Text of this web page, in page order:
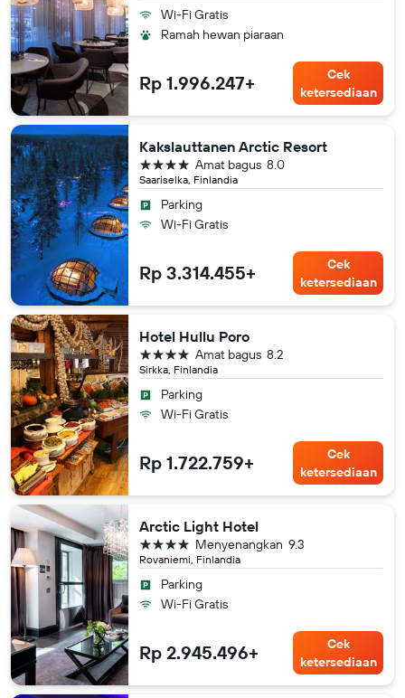
Wi-Fi Gratis
Ramah hewan piaraan
Rp 1.996.247+
Cek
ketersediaan
Kakslauttanen Arctic Resort
Saariselka, Finlandia
8.0
Amat bagus
bintang 4
Parking
Wi-Fi Gratis
Rp 3.314.455+
Cek
ketersediaan
Hotel Hullu Poro
Sirkka, Finlandia
8.2
Amat bagus
bintang 4
Parking
Wi-Fi Gratis
Rp 1.722.759+
Cek
ketersediaan
Arctic Light Hotel
Rovaniemi, Finlandia
9.3
Menyenangkan
bintang 4
Parking
Wi-Fi Gratis
Rp 2.945.496+
Cek
ketersediaan